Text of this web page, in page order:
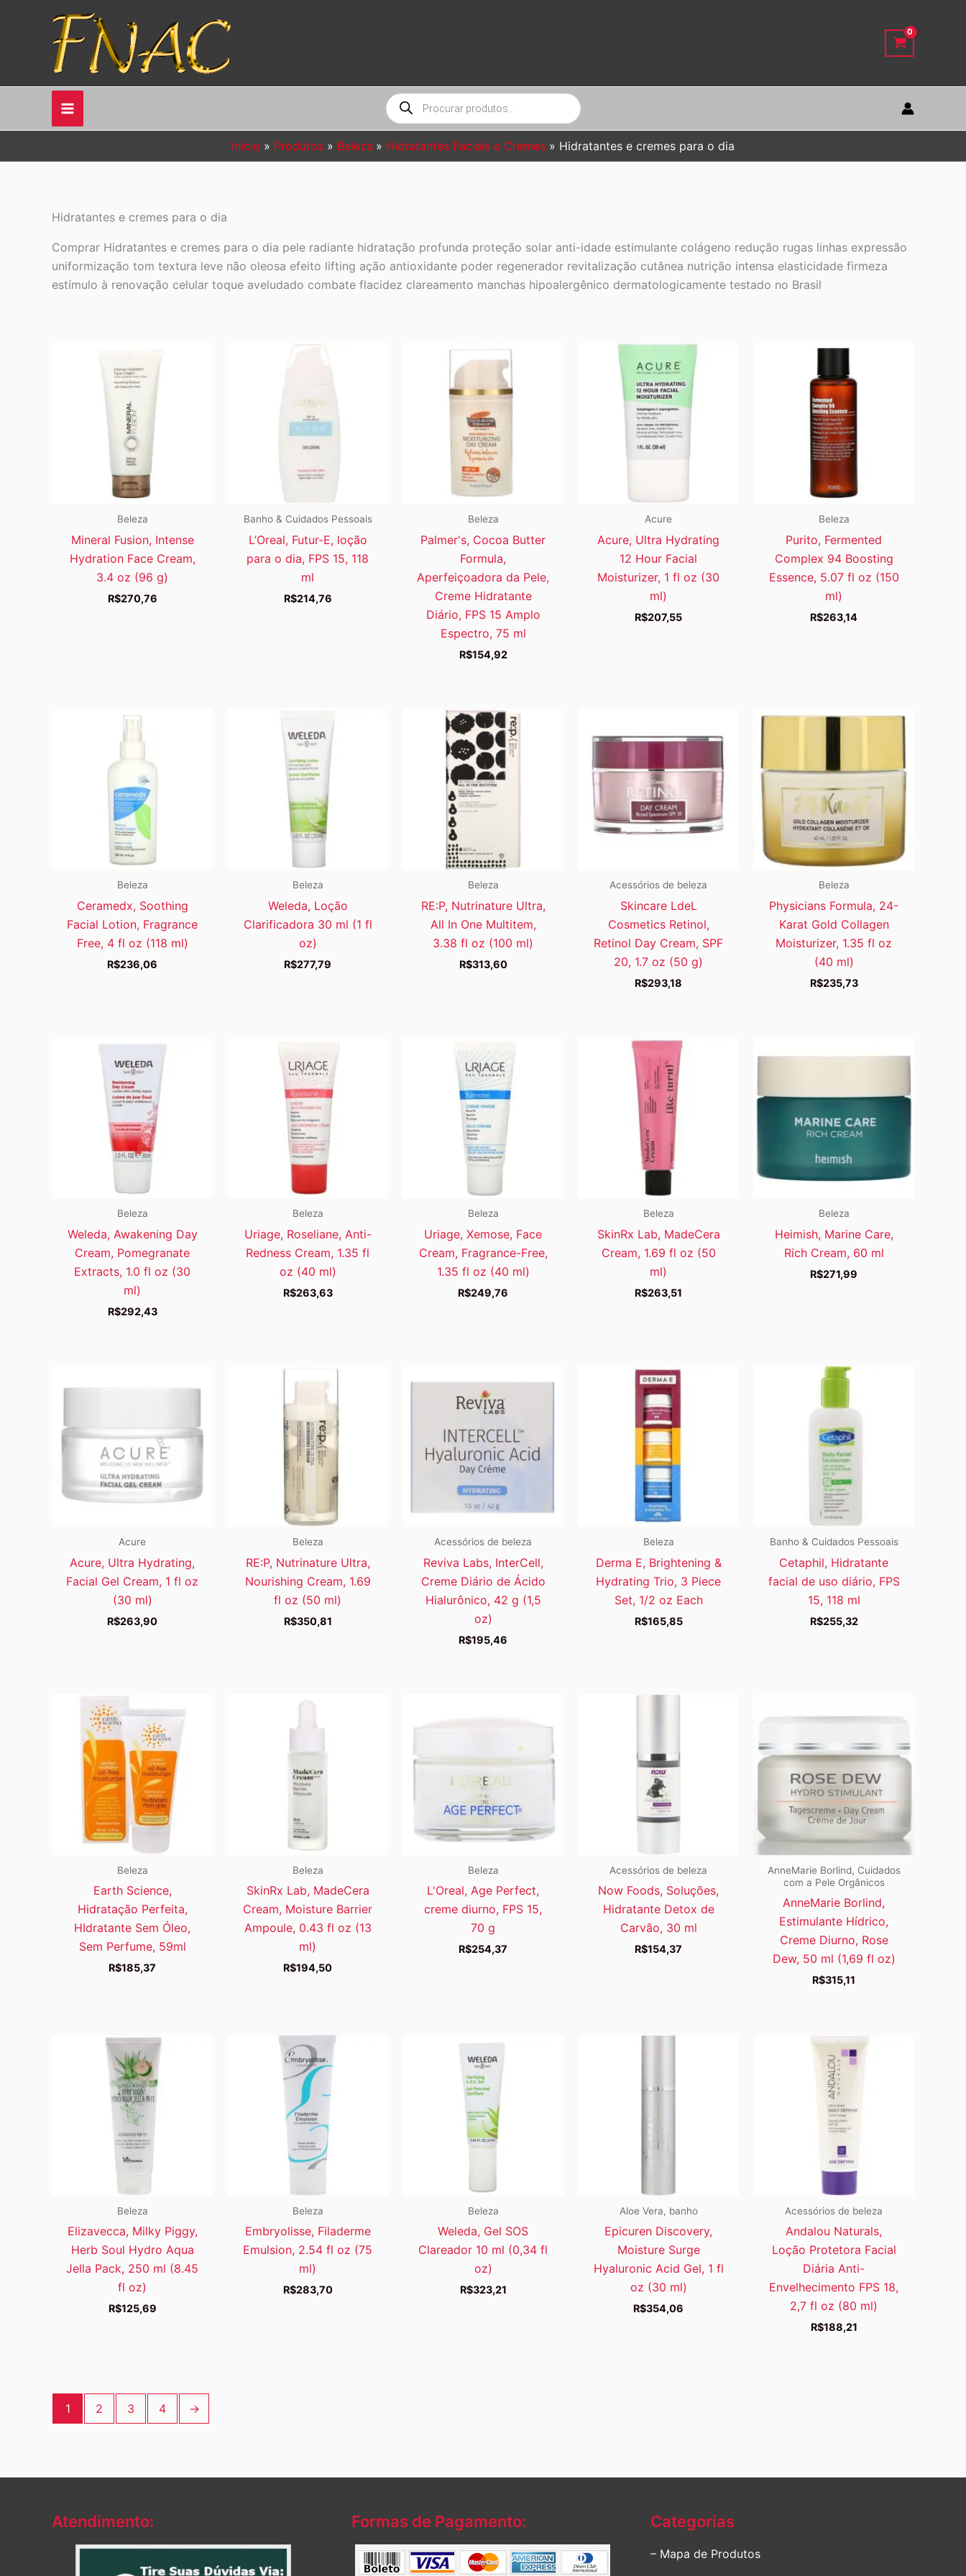
Pesquisar
produtos
Início Produtos Beleza Hidratantes Faciais e Cremes Hidratantes e cremes para o dia
Hidratantes e cremes para o dia
Comprar Hidratantes e cremes para o dia pele radiante hidratação profunda proteção solar anti-idade estimulante colágeno redução rugas linhas expressão
uniformização tom textura leve não oleosa efeito lifting ação antioxidante poder regenerador revitalização cutânea nutrição intensa elasticidade firmeza
estímulo à renovação celular toque aveludado combate flacidez clareamento manchas hipoalergênico dermatologicamente testado no Brasil
Beleza
Mineral Fusion, Intense
Hydration Face Cream,
3.4 oz (96 g)
R$270,76
Banho & Cuidados Pessoais
L’Oreal, Futur-E, loção
para o dia, FPS 15, 118
ml
R$214,76
Beleza
Palmer's, Cocoa Butter
Formula,
Aperfeiçoadora da Pele,
Creme Hidratante
Diário, FPS 15 Amplo
Espectro, 75 ml
R$154,92
Acure
Acure, Ultra Hydrating
12 Hour Facial
Moisturizer, 1 fl oz (30
ml)
R$207,55
Beleza
Purito, Fermented
Complex 94 Boosting
Essence, 5.07 fl oz (150
ml)
R$263,14
Beleza
Ceramedx, Soothing
Facial Lotion, Fragrance
Free, 4 fl oz (118 ml)
R$236,06
Beleza
Weleda, Loção
Clarificadora 30 ml (1 fl
oz)
R$277,79
Beleza
RE:P, Nutrinature Ultra,
All In One Multitem,
3.38 fl oz (100 ml)
R$313,60
Acessórios de beleza
Skincare LdeL
Cosmetics Retinol,
Retinol Day Cream, SPF
20, 1.7 oz (50 g)
R$293,18
Beleza
Physicians Formula, 24-
Karat Gold Collagen
Moisturizer, 1.35 fl oz
(40 ml)
R$235,73
Beleza
Weleda, Awakening Day
Cream, Pomegranate
Extracts, 1.0 fl oz (30
ml)
R$292,43
Beleza
Uriage, Roseliane, Anti-
Redness Cream, 1.35 fl
oz (40 ml)
R$263,63
Beleza
Uriage, Xemose, Face
Cream, Fragrance-Free,
1.35 fl oz (40 ml)
R$249,76
Beleza
SkinRx Lab, MadeCera
Cream, 1.69 fl oz (50
ml)
R$263,51
Beleza
Heimish, Marine Care,
Rich Cream, 60 ml
R$271,99
Acure
Acure, Ultra Hydrating,
Facial Gel Cream, 1 fl oz
(30 ml)
R$263,90
Beleza
RE:P, Nutrinature Ultra,
Nourishing Cream, 1.69
fl oz (50 ml)
R$350,81
Acessórios de beleza
Reviva Labs, InterCell,
Creme Diário de Ácido
Hialurônico, 42 g (1,5
oz)
R$195,46
Beleza
Derma E, Brightening &
Hydrating Trio, 3 Piece
Set, 1/2 oz Each
R$165,85
Banho & Cuidados Pessoais
Cetaphil, Hidratante
facial de uso diário, FPS
15, 118 ml
R$255,32
Beleza
Earth Science,
Hidratação Perfeita,
HIdratante Sem Óleo,
Sem Perfume, 59ml
R$185,37
Beleza
SkinRx Lab, MadeCera
Cream, Moisture Barrier
Ampoule, 0.43 fl oz (13
ml)
R$194,50
Beleza
L'Oreal, Age Perfect,
creme diurno, FPS 15,
70 g
R$254,37
Acessórios de beleza
Now Foods, Soluções,
Hidratante Detox de
Carvão, 30 ml
R$154,37
AnneMarie Borlind, Cuidados
com a Pele Orgânicos
AnneMarie Borlind,
Estimulante Hídrico,
Creme Diurno, Rose
Dew, 50 ml (1,69 fl oz)
R$315,11
Beleza
Elizavecca, Milky Piggy,
Herb Soul Hydro Aqua
Jella Pack, 250 ml (8.45
fl oz)
R$125,69
Beleza
Embryolisse, Filaderme
Emulsion, 2.54 fl oz (75
ml)
R$283,70
Beleza
Weleda, Gel SOS
Clareador 10 ml (0,34 fl
oz)
R$323,21
Aloe Vera, banho
Epicuren Discovery,
Moisture Surge
Hyaluronic Acid Gel, 1 fl
oz (30 ml)
R$354,06
Acessórios de beleza
Andalou Naturals,
Loção Protetora Facial
Diária Anti-
Envelhecimento FPS 18,
2,7 fl oz (80 ml)
R$188,21
1 2 3 4 →
Atendimento: Formas de Pagamento: Categorias
– Mapa de Produtos